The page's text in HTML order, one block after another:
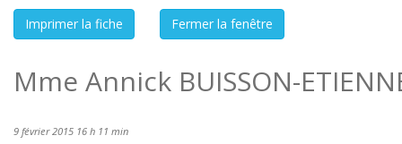
Mme Annick BUISSON-
9 février 2015 16 h 11 min